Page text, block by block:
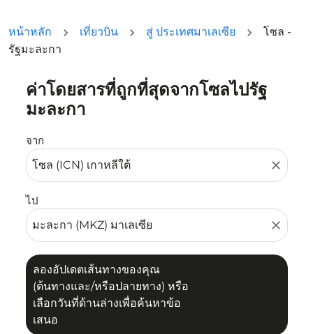
หน้าหลัก เที่ยวบิน สู่ ประเทศมาเลเซีย
โซล -
รัฐมะละกา
ค่าโดยสารที่ถูกที่สุดจากโซลไปรัฐ
มะละกา
จาก
close
ไป
close
ลองอัปเดตเส้นทางของคุณ
(ต้นทางและ/หรือปลายทาง) หรือ
เลือกวันที่ด้านล่างเพื่อค้นหาข้อ
เสนอ
ลองอัปเดตเส้นทางของคุณ (ต้นทางและ/หรือปลายทาง) หรื